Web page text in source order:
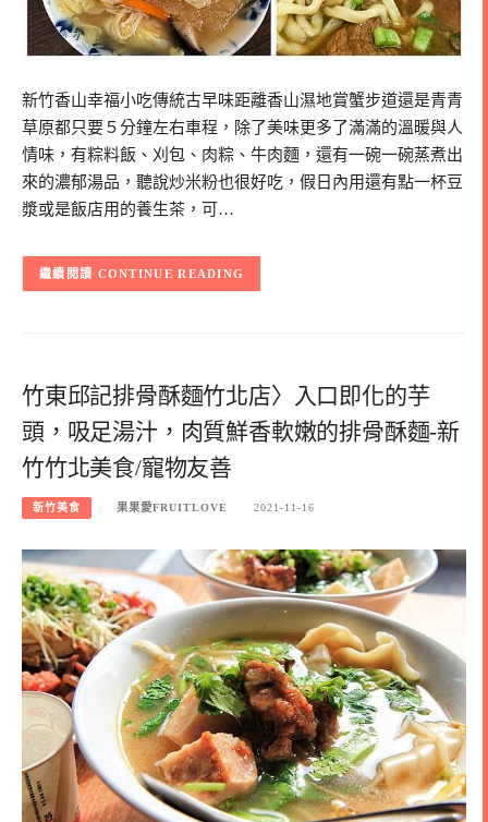
新竹香山幸福小吃傳統古早味距離香山濕地賞蟹步道還是青青
草原都只要５分鐘左右車程，除了美味更多了滿滿的溫暖與人
情味，有粽料飯、刈包、肉粽、牛肉麵，還有一碗一碗蒸煮出
來的濃郁湯品，聽說炒米粉也很好吃，假日內用還有點一杯豆
漿或是飯店用的養生茶，可…
CONTINUE READING
竹東邱記排骨酥麵竹北店〉入口即化的芋
頭，吸足湯汁，肉質鮮香軟嫩的排骨酥麵-新
竹竹北美食/寵物友善
新竹美食 果果愛FRUITLOVE 2021-11-16